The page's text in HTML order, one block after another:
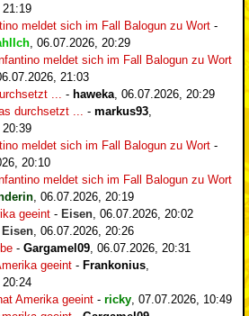
meldet sich im Fall Balogun zu Wort -
06.07.2026, 20:29
meldet sich im Fall Balogun zu Wort
21:03
...
- haweka 06.07.2026, 20:29
durchsetzt ...
- markus93
meldet sich im Fall Balogun zu Wort -
20:10
meldet sich im Fall Balogun zu Wort
06.07.2026, 20:19
geeint - Eisen 06.07.2026, 20:02
Eisen 06.07.2026, 20:26
- Gargamel09 06.07.2026, 20:31
geeint - Frankonius
Amerika geeint - ricky 07.07.2026, 10:49